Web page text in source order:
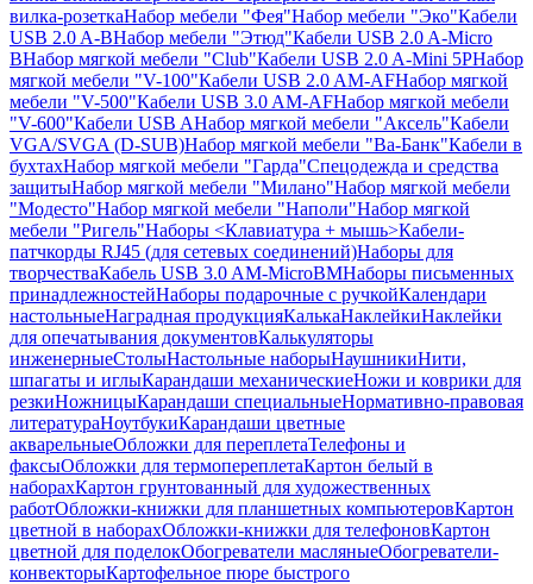
вилка-розеткаНабор мебели "Фея"Набор мебели "Эко"Кабели
USB 2.0 A-BНабор мебели "Этюд"Кабели USB 2.0 A-Micro
BНабор мягкой мебели "Club"Кабели USB 2.0 A-Mini 5PНабор
мягкой мебели "V-100"Кабели USB 2.0 AM-AFНабор мягкой
мебели "V-500"Кабели USB 3.0 AM-AFНабор мягкой мебели
"V-600"Кабели USB AНабор мягкой мебели "Аксель"Кабели
VGA/SVGA (D-SUB)Набор мягкой мебели "Ва-Банк"Кабели в
бухтахНабор мягкой мебели "Гарда"Спецодежда и средства
защитыНабор мягкой мебели "Милано"Набор мягкой мебели
"Модесто"Набор мягкой мебели "Наполи"Набор мягкой
мебели "Ригель"Наборы <Клавиатура + мышь>Кабели-
патчкорды RJ45 (для сетевых соединений)Наборы для
творчестваКабель USB 3.0 AM-MicroBMНаборы письменных
принадлежностейНаборы подарочные с ручкойКалендари
настольныеНаградная продукцияКалькаНаклейкиНаклейки
для опечатывания документовКалькуляторы
инженерныеСтолыНастольные наборыНаушникиНити,
шпагаты и иглыКарандаши механическиеНожи и коврики для
резкиНожницыКарандаши специальныеНормативно-правовая
литератураНоутбукиКарандаши цветные
акварельныеОбложки для переплетаТелефоны и
факсыОбложки для термопереплетаКартон белый в
наборахКартон грунтованный для художественных
работОбложки-книжки для планшетных компьютеровКартон
цветной в наборахОбложки-книжки для телефоновКартон
цветной для поделокОбогреватели масляныеОбогреватели-
конвекторыКартофельное пюре быстрого